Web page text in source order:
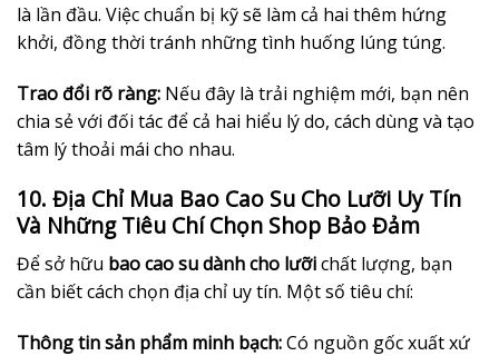
là lần đầu. Việc chuẩn bị kỹ sẽ làm cả hai thêm hứng
khởi, đồng thời tránh những tình huống lúng túng.
Trao đổi rõ ràng: Nếu đây là trải nghiệm mới, bạn nên
chia sẻ với đối tác để cả hai hiểu lý do, cách dùng và tạo
tâm lý thoải mái cho nhau.
10. Địa Chỉ Mua Bao Cao Su Cho Lưỡi Uy Tín
Và Những Tiêu Chí Chọn Shop Bảo Đảm
Để sở hữu bao cao su dành cho lưỡichất lượng, bạn
cần biết cách chọn địa chỉ uy tín. Một số tiêu chí:
Thông tin sản phẩm minh bạch:Có nguồn gốc xuất xứ